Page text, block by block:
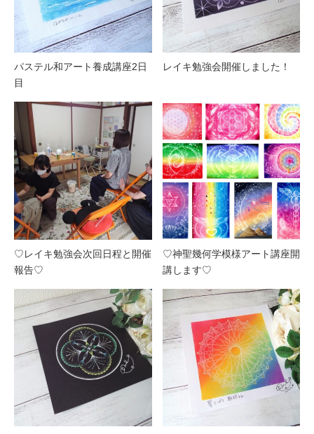
パステル和アート養成講座2日
目
レイキ勉強会開催しました！
♡レイキ勉強会次回日程と開催
報告♡
♡神聖幾何学模様アート講座開
講します♡